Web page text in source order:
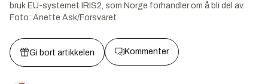
bruk EU-systemet IRIS2, som Norge forhandler om å bli del av.
Foto: Anette Ask/Forsvaret
Gi bort artikkelen Kommenter